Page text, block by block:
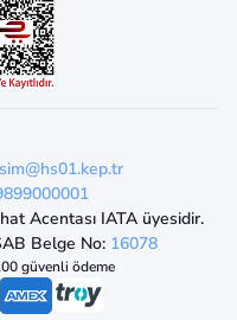
Acentası IATA üyesidir.
Belge No: 16078
güvenli ödeme